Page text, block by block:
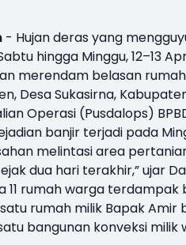
- Hujan deras yang
hingga Minggu, 12–13
merendam belasan
Desa Sukasirna,
Operasi (Pusdalops)
banjir terjadi pada
melintasi area
dua hari terakhir,” ujar
11 rumah warga
rumah milik Bapak
bangunan konveksi